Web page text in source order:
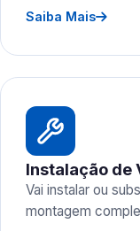
Saiba Mais
Instalação de
Vai instalar ou
montagem